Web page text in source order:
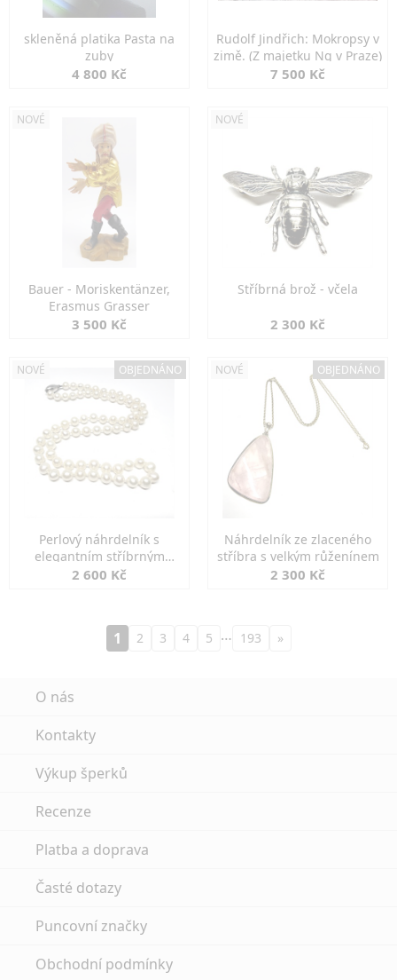
skleněná platika Pasta na
zuby
4 800 Kč
Rudolf Jindřich: Mokropsy v
zimě. (Z majetku Ng v Praze)
7 500 Kč
NOVÉ
Bauer - Moriskentänzer,
Erasmus Grasser
3 500 Kč
NOVÉ
Stříbrná brož - včela
2 300 Kč
NOVÉ OBJEDNÁNO
Perlový náhrdelník s
elegantním stříbrným
zapínáním
2 600 Kč
NOVÉ OBJEDNÁNO
Náhrdelník ze zlaceného
stříbra s velkým růženínem
2 300 Kč
1 2 3 4 5 … 193 »
O nás
Kontakty
Výkup šperků
Recenze
Platba a doprava
Časté dotazy
Puncovní značky
Obchodní podmínky